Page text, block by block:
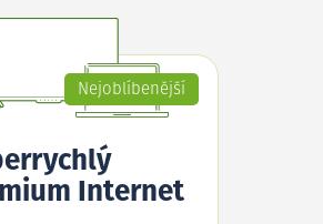
Nejoblíbenější
Internet